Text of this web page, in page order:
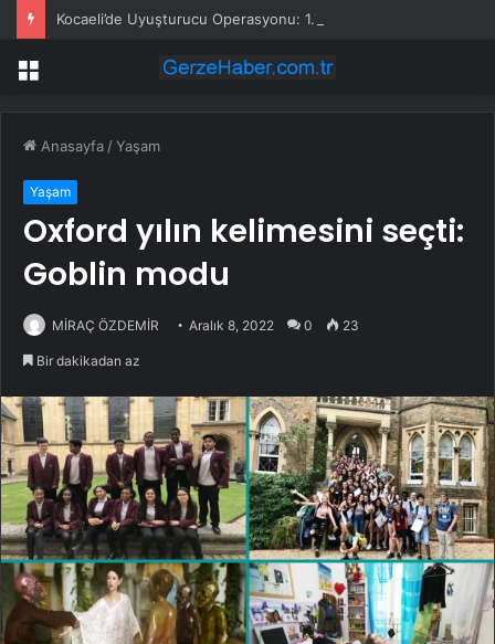
Menü
Anasayfa /Yaşam
Yaşam
Oxford yılın kelimesini seçti:
Goblin modu
MİRAÇ ÖZDEMİR Aralık 8, 2022 0 23
Bir dakikadan az